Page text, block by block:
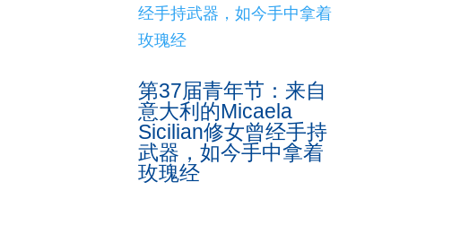
第37届青年节：来自
意大利的Micaela
Sicilian修女曾经手持
武器，如今手中拿着
玫瑰经